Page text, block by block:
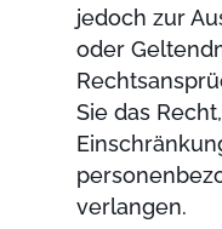
jedoch zur
oder
Sie das
verlangen.